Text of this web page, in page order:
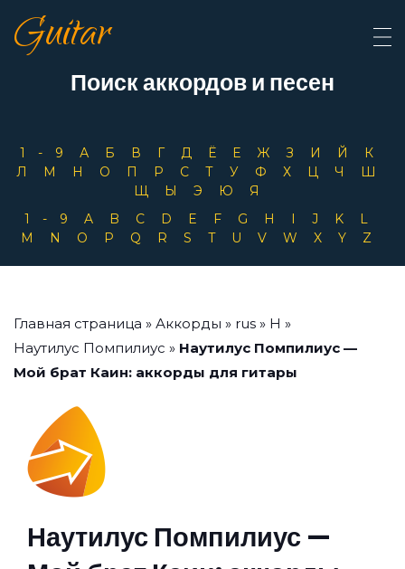
Guitar
Поиск аккордов и песен
1-9 А Б В Г Д Ё Е Ж З И Й
К
Л
М Н О П Р С Т У Ф Х Ц Ч
Ш
Щ
Ы Э Ю
Я
1-9
A B C D E F G H I J K
L
M
N O P Q R S T U V W X Y Z
Главная страница » Аккорды » rus » Н »
Наутилус Помпилиус » Наутилус Помпилиус —
Мой брат Каин: аккорды для гитары
Наутилус Помпилиус —